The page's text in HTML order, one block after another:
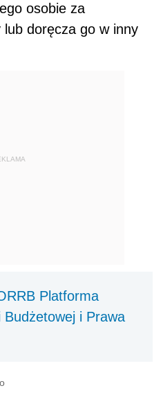
osobie za
doręcza go w inny
Platforma
Budżetowej i Prawa